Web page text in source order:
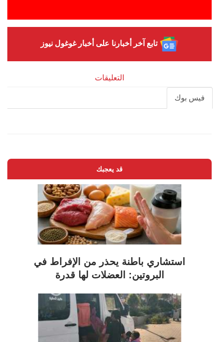
تابع آخر أخبارنا على أخبار غوغول نيوز
التعليقات
فيس بوك
قد يعجبك
استشاري باطنة يحذر من الإفراط في
البروتين: العضلات لها قدرة